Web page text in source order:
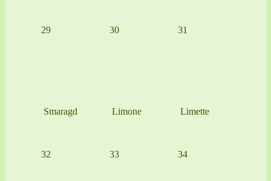
29
Smaragd
30
Limone
31
Limette
32 33 34